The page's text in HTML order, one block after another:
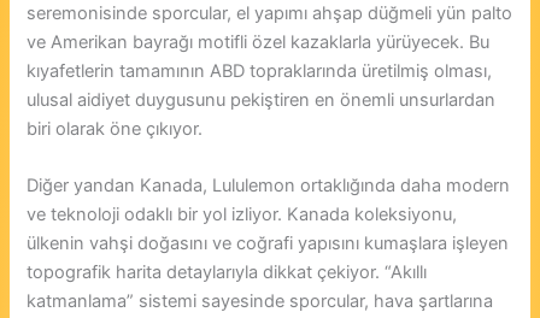
seremonisinde sporcular, el yapımı ahşap düğmeli yün palto
ve Amerikan bayrağı motifli özel kazaklarla yürüyecek. Bu
kıyafetlerin tamamının ABD topraklarında üretilmiş olması,
ulusal aidiyet duygusunu pekiştiren en önemli unsurlardan
biri olarak öne çıkıyor.
Diğer yandan Kanada, Lululemon ortaklığında daha modern
ve teknoloji odaklı bir yol izliyor. Kanada koleksiyonu,
ülkenin vahşi doğasını ve coğrafi yapısını kumaşlara işleyen
topografik harita detaylarıyla dikkat çekiyor. “Akıllı
katmanlama” sistemi sayesinde sporcular, hava şartlarına